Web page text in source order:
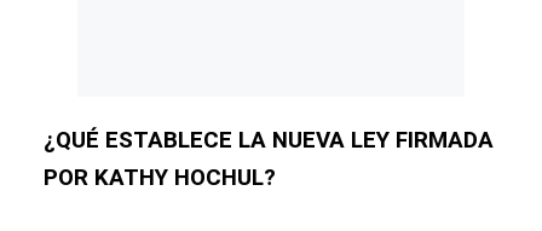
¿QUÉ ESTABLECE LA NUEVA LEY FIRMADA
POR KATHY HOCHUL?